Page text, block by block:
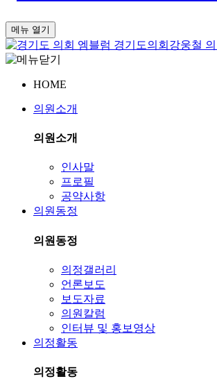
메뉴 열기
경기도의회 강웅철 의
HOME
의원소개
의원소개
인사말
프로필
공약사항
의원동정
의원동정
의정갤러리
언론보도
보도자료
의원칼럼
인터뷰 및 홍보영상
의정활동
의정활동